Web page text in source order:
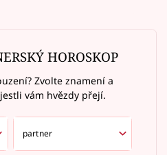
HOROSKOP
Zvolte znamení a
vám hvězdy přejí.